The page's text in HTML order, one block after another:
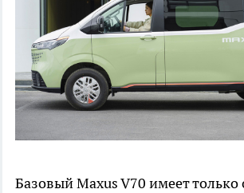
Базовый Maxus V70 имеет только